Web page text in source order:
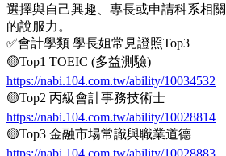
選擇與自己興趣、專長或申請科系相
的說服力。
✅會計學類 學長姐常見證照Top3
🟡Top1 TOEIC (多益測驗)
https://nabi.104.com.tw/ability/10034532
🟡Top2 丙級會計事務技術士
https://nabi.104.com.tw/ability/10028814
🟡Top3 金融市場常識與職業道德
https://nabi.104.com.tw/ability/10028883